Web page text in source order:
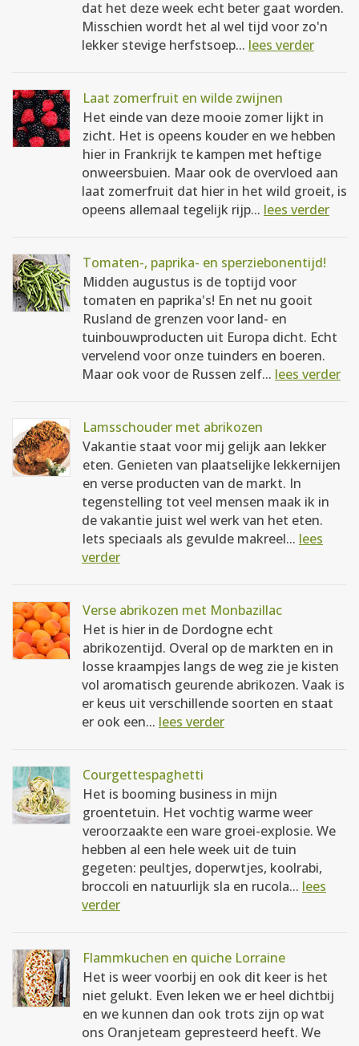
dat het deze week echt beter gaat worden.
Misschien wordt het al wel tijd voor zo'n
lekker stevige herfstsoep... lees verder
Laat zomerfruit en wilde zwijnen
Het einde van deze mooie zomer lijkt in
zicht. Het is opeens kouder en we hebben
hier in Frankrijk te kampen met heftige
onweersbuien. Maar ook de overvloed aan
laat zomerfruit dat hier in het wild groeit, is
opeens allemaal tegelijk rijp... lees verder
Tomaten-, paprika- en sperziebonentijd!
Midden augustus is de toptijd voor
tomaten en paprika's! En net nu gooit
Rusland de grenzen voor land- en
tuinbouwproducten uit Europa dicht. Echt
vervelend voor onze tuinders en boeren.
Maar ook voor de Russen zelf... lees verder
Lamsschouder met abrikozen
Vakantie staat voor mij gelijk aan lekker
eten. Genieten van plaatselijke lekkernijen
en verse producten van de markt. In
tegenstelling tot veel mensen maak ik in
de vakantie juist wel werk van het eten.
Iets speciaals als gevulde makreel... lees
verder
Verse abrikozen met Monbazillac
Het is hier in de Dordogne echt
abrikozentijd. Overal op de markten en in
losse kraampjes langs de weg zie je kisten
vol aromatisch geurende abrikozen. Vaak is
er keus uit verschillende soorten en staat
er ook een... lees verder
Courgettespaghetti
Het is booming business in mijn
groentetuin. Het vochtig warme weer
veroorzaakte een ware groei-explosie. We
hebben al een hele week uit de tuin
gegeten: peultjes, doperwtjes, koolrabi,
broccoli en natuurlijk sla en rucola... lees
verder
Flammkuchen en quiche Lorraine
Het is weer voorbij en ook dit keer is het
niet gelukt. Even leken we er heel dichtbij
en we kunnen dan ook trots zijn op wat
ons Oranjeteam gepresteerd heeft. We